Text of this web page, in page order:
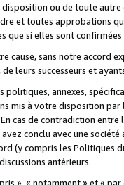
ou de toute
et toutes approbations
que si elles sont
sans notre accord
leurs successeurs et
annexes,
mis à votre disposition par
cas de contradiction
conclu avec une société
(y compris les Politiques
antérieurs.